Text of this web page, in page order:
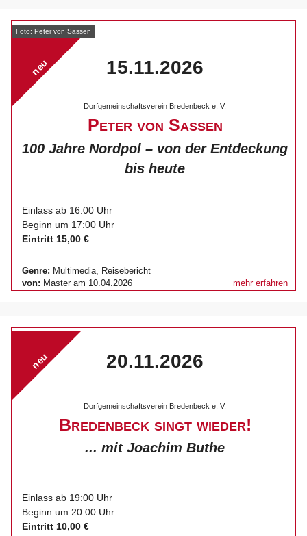
Foto: Peter von Sassen
neu 15.11.2026
Dorfgemeinschaftsverein Bredenbeck e. V.
Peter von Sassen
100 Jahre Nordpol – von der Entdeckung
bis heute
Einlass ab 16:00 Uhr
Beginn um 17:00 Uhr
Eintritt 15,00 €
Genre: Multimedia, Reisebericht
von: Master am 10.04.2026 mehr erfahren
neu 20.11.2026
Dorfgemeinschaftsverein Bredenbeck e. V.
Bredenbeck singt wieder!
... mit Joachim Buthe
Einlass ab 19:00 Uhr
Beginn um 20:00 Uhr
Eintritt 10,00 €